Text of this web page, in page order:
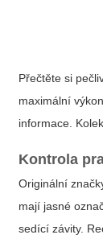
Přečtěte si
maximální
informace.
Kontrola
Originální
mají jasné
sedící závity.